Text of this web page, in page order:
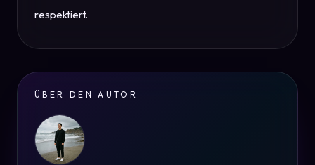
respektiert.
ÜBER DEN AUTOR